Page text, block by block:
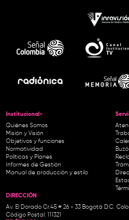
Institucional-
Quiénes Somos
Misión y Visión
Objetivos y funciones
Normatividad
Políticas y Planes
Informes de Gestión
Manual de producción y estilo
DIRECCIÓN
Av. El Dorado Cr.45 # 26 - 33 Bogotá D.C.
Código Postal: 111321